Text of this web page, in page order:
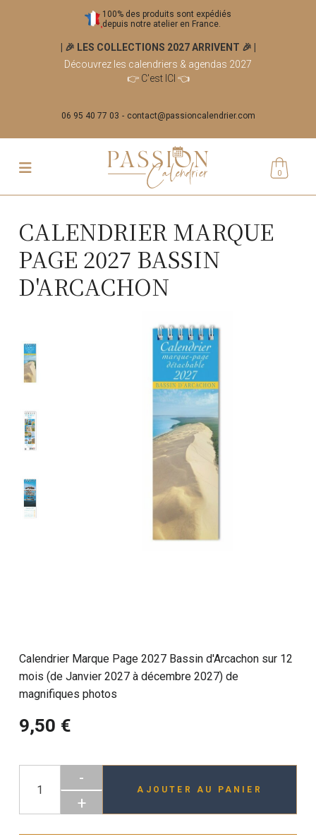
100% des produits sont expédiés
depuis notre atelier en France.
| 🎉 LES COLLECTIONS 2027 ARRIVENT 🎉
Découvrez les calendriers & agendas 2027
👉 C'est ICI 👈
06 95 40 77 03 contact@passioncalendrier.com
0
CALENDRIER MARQUE
PAGE 2027 BASSIN
D'ARCACHON
Calendrier Marque Page 2027 Bassin d'Arcachon sur 12
mois (de Janvier 2027 à décembre 2027) de
magnifiques photos
9,50 €
-
+
AJOUTER AU PANIER